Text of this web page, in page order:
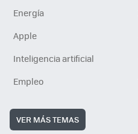
Energía
Apple
Inteligencia artificial
Empleo
VER MÁS TEMAS